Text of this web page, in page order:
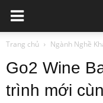
Trang chủ Ngành Nghề
Go2 Wine
trình mới